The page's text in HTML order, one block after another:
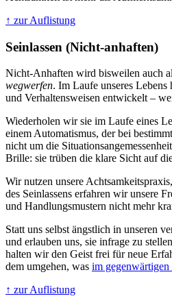
↑ zur Auflistung
Seinlassen (Nicht-anhaften)
Nicht-Anhaften wird bisweilen auch
wegwerfen. Im Laufe unseres
und Verhaltensweisen entwickelt –
Wiederholen wir sie im Laufe eines
einem Automatismus, der bei
nicht um die
Brille: sie trüben die klare Sicht auf
Wir nutzen unsere
des Seinlassens erfahren wir unsere
und Handlungsmustern nicht mehr
Statt uns selbst ängstlich in unseren
und erlauben uns, sie infrage zu
halten wir den Geist frei für neue
dem umgehen, was im
↑ zur Auflistung